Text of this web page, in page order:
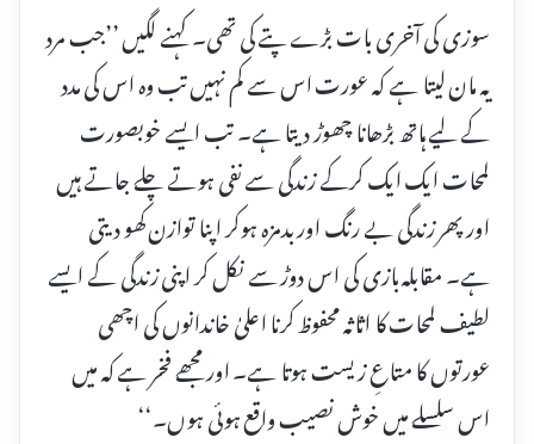
سوزی کی آخری بات بڑے پتے کی تھی۔ کہنے لگیں ’’جب مرد
یہ مان لیتا ہے کہ عورت اس سے کم نہیں تب وہ اس کی مدد
کے لیے ہاتھ بڑھانا چھوڑ دیتا ہے۔ تب ایسے خوبصورت
لمحات ایک ایک کرکے زندگی سے نفی ہوتے چلے جاتے ہیں
اور پھر زندگی بے رنگ اور بدمزہ ہوکر اپنا توازن کھو دیتی
ہے۔ مقابلہ بازی کی اس دوڑ سے نکل کر اپنی زندگی کے ایسے
لطیف لمحات کا اثاثہ محفوظ کرنا اعلیٰ خاندانوں کی اچھی
عورتوں کا متاعِ زیست ہوتا ہے۔ اور مجھے فخر ہے کہ میں
اس سلسلے میں خوش نصیب واقع ہوئی ہوں۔‘‘